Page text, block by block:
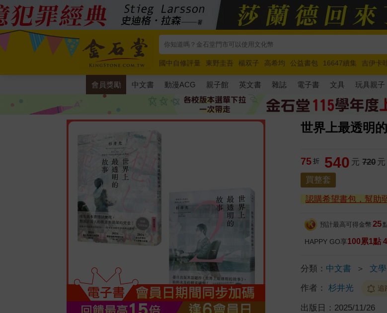
國中自修評量 東野圭吾 楊双子 高希均 公益書包 16647續集 吉伊卡
唯紅花綻放
奧德賽 路邊攤新作 馬斯克 玩具總動員5 超慢跑
會員獎勵 中文書 動漫ACG 親子館 英文書 雜誌 電子書 文具 玩具親子
世界上最透明
75 折 540 元 720 元
買整套
認購希望書包，幫助
預計最高可得金幣 25
HAPPY GO享100累1點
分類： 中文書 ＞ 文學
作者： 杉井光 追
出版日： 2025/11/26